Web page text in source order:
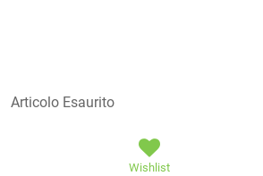
Articolo Esaurito
Wishlist